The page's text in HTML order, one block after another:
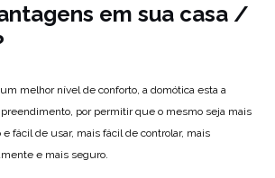
em sua casa /
melhor nível de conforto, a domótica esta a
por permitir que o mesmo seja mais
fácil de usar, mais fácil de controlar, mais
e mais seguro.